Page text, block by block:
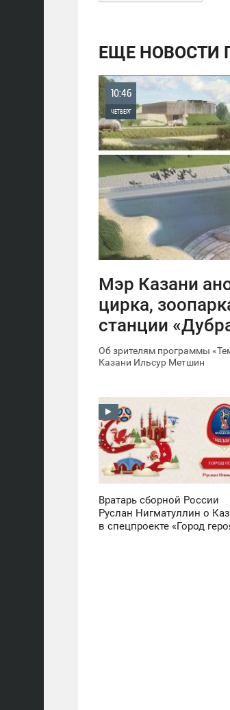
ЕЩЕ НОВОСТИ
10:46
ЧЕТВЕРГ
0
1 711
Мэр Казани
цирка,
станции
Об зрителям программы
Казани Ильсур Метшин
Вратарь сборной России
Руслан Нигматуллин о
в спецпроекте «Город